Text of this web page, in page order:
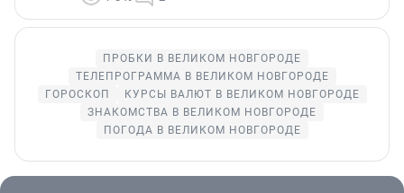
ПРОБКИ В ВЕЛИКОМ НОВГОРОДЕ
ТЕЛЕПРОГРАММА В ВЕЛИКОМ НОВГОРОДЕ
ГОРОСКОП
КУРСЫ ВАЛЮТ В ВЕЛИКОМ НОВГОРОДЕ
ЗНАКОМСТВА В ВЕЛИКОМ НОВГОРОДЕ
ПОГОДА В ВЕЛИКОМ НОВГОРОДЕ